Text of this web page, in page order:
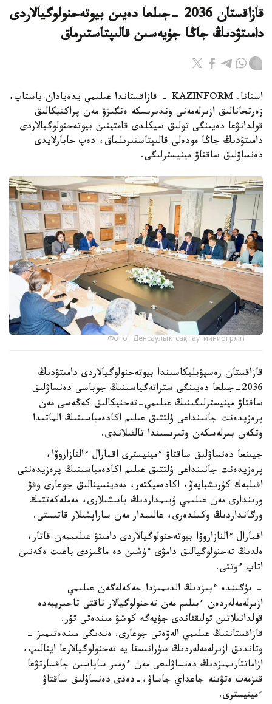
قازاقستان 2036 -جىلعا دەيىن بيوتەحنولوگيالاردى
دامىتۋدىڭ جاڭا جۇيەسىن قالىپتاستىرماق
استانا. KAZINFORM - قازاقستاندا عىلىمي يدەيادان باستاپ،
زەرتحانالىق ازىرلەمەنى وندىرىسكە ەنگىزۋ مەن پراكتيكالىق
قولدانۋعا دەيىنگى تولىق سيكلدى قامتيتىن بيوتەحنولوگيالاردى
دامىتۋدىڭ جاڭا مودەلى قالىپتاستىرىلماق، دەپ حابارلايدى
دەنساۋلىق ساقتاۋ مينيسترلىگى.
Фото: Денсаулық сақтау министрлігі
قازاقستان رەسپۋبليكاسىندا بيوتەحنولوگيالاردى دامىتۋدىڭ
2036-جىلعا دەيىنگى ستراتەگياسىنىڭ جوباسى دەنساۋلىق
ساقتاۋ مينيسترلىگىنىڭ عىلىمي-تەحنيكالىق كەڭەسى مەن
پرەزيدەنت جانىنداعى ۇلتتىق عىلىم اكادەمياسىنىڭ الماتىدا
وتكەن بىرلەسكەن وتىرىسىندا تالقىلاندى.
جيىنعا دەنساۋلىق ساقتاۋ ءمينيسترى اقمارال ءالنازاروۆا،
پرەزيدەنت جانىنداعى ۇلتتىق عىلىم اكادەمياسىنىڭ پرەزيدەنتى
اقىلبەك كۇرىشبايەۆ، اكادەميكتەر، مەديتسينالىق جوعارى وقۋ
ورىندارى مەن عىلىمي ۇيىمداردىڭ باسشىلارى، مەملەكەتتىك
ورگانداردىڭ وكىلدەرى، عالىمدار مەن ساراپشىلار قاتىستى.
اقمارال ءالنازاروۆا بيوتەحنولوگيالاردى دامىتۋ عىلىممەن قاتار،
ەلدىڭ تەحنولوگيالىق دامۋى ءۇشىن دە ماڭىزدى باعىت ەكەنىن
اتاپ ءوتتى.
- بۇگىندە ءبىزدىڭ الدىمىزدا جەكەلەگەن عىلىمي
ازىرلەمەلەردەن ءبىلىم مەن تەحنولوگيالار ناقتى تاجىريبەدە
قولدانىلاتىن تولىققاندى جۇيەگە كوشۋ مىندەتى تۇر.
قازاقستاننىڭ عىلىمي الەۋەتى جوعارى. ەندىگى مىندەتىمىز -
وتاندىق ازىرلەمەلەردىڭ سۇرانىسقا يە تەحنولوگيالارعا اينالىپ،
ازاماتتارىمىزدىڭ دەنساۋلىعى مەن ءومىر ساپاسىن جاقسارتۋعا
قىزمەت ەتۋىنە جاعداي جاساۋ،-دەدى دەنساۋلىق ساقتاۋ
ءمينيسترى.